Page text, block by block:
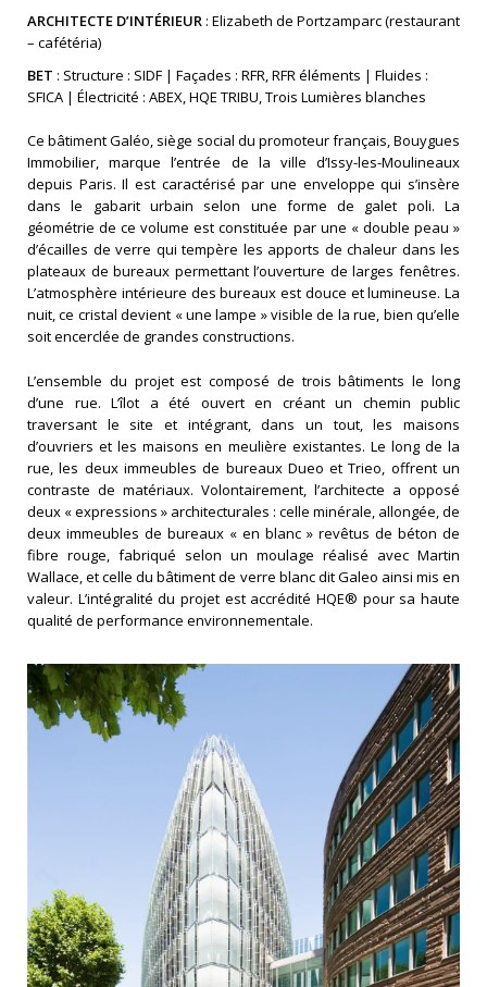
ARCHITECTE D’INTÉRIEUR : Elizabeth de Portzamparc (restaurant
– cafétéria)
BET : Structure : SIDF | Façades : RFR, RFR éléments | Fluides :
SFICA | Électricité : ABEX, HQE TRIBU, Trois Lumières blanches
Ce bâtiment Galéo, siège social du promoteur français, Bouygues
Immobilier, marque l’entrée de la ville d’Issy-les-Moulineaux
depuis Paris. Il est caractérisé par une enveloppe qui s’insère
dans le gabarit urbain selon une forme de galet poli. La
géométrie de ce volume est constituée par une « double peau »
d’écailles de verre qui tempère les apports de chaleur dans les
plateaux de bureaux permettant l’ouverture de larges fenêtres.
L’atmosphère intérieure des bureaux est douce et lumineuse. La
nuit, ce cristal devient « une lampe » visible de la rue, bien qu’elle
soit encerclée de grandes constructions.
L’ensemble du projet est composé de trois bâtiments le long
d’une rue. L’îlot a été ouvert en créant un chemin public
traversant le site et intégrant, dans un tout, les maisons
d’ouvriers et les maisons en meulière existantes. Le long de la
rue, les deux immeubles de bureaux Dueo et Trieo, offrent un
contraste de matériaux. Volontairement, l’architecte a opposé
deux « expressions » architecturales : celle minérale, allongée, de
deux immeubles de bureaux « en blanc » revêtus de béton de
fibre rouge, fabriqué selon un moulage réalisé avec Martin
Wallace, et celle du bâtiment de verre blanc dit Galeo ainsi mis en
valeur. L’intégralité du projet est accrédité HQE® pour sa haute
qualité de performance environnementale.